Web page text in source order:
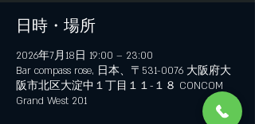
日時・場所
2026年7月18日 19:00 – 23:00
Bar compass rose, 日本、〒531-0076 大阪府大
阪市北区大淀中１丁目１１−１８ CONCOM
Grand West 201